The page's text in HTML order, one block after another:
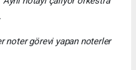
noter görevi yapan noterler